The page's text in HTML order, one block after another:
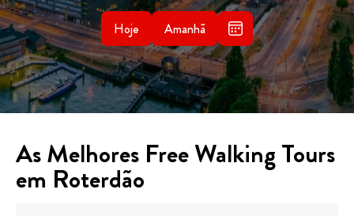
Hoje Amanhã
As Melhores Free Walking Tours
em Roterdão